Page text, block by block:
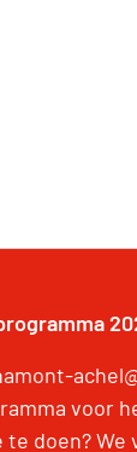
voor
te doen? We